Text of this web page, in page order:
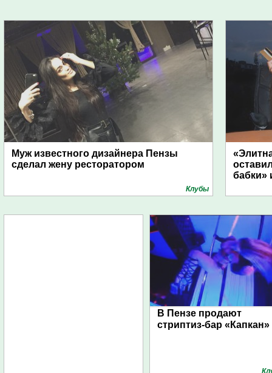
Муж известного дизайнера Пензы
сделал жену ресторатором
Клубы
бабки»
В Пензе продают
стриптиз-бар «Капкан»